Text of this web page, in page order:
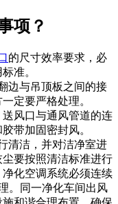
项？
的尺寸效率要求，必
准。
边与吊顶板之间的接
定要严格处理。
风口与通风管道的连
带加固密封风。
清洁，并对洁净室进
要按照清洁标准进行
化空调系统必须连续
。同一净化车间出风